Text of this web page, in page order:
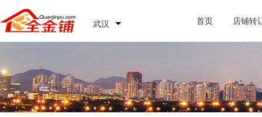
武汉 首页 店铺转